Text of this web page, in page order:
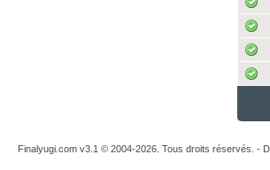
Finalyugi.com v3.1 © 2004-2026. Tous droits réservés. -